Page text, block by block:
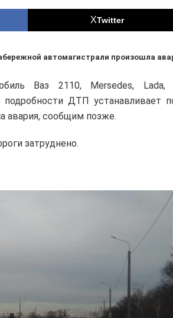
Twitter
автомагистрали произошла
Ваз 2110, Mersedes,
ДТП устанавливает
авария, сообщим позже.
затруднено.